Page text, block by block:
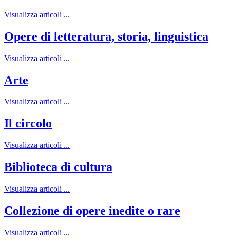
Visualizza articoli ...
Opere di letteratura, storia, linguistica
Visualizza articoli ...
Arte
Visualizza articoli ...
Il circolo
Visualizza articoli ...
Biblioteca di cultura
Visualizza articoli ...
Collezione di opere inedite o rare
Visualizza articoli ...